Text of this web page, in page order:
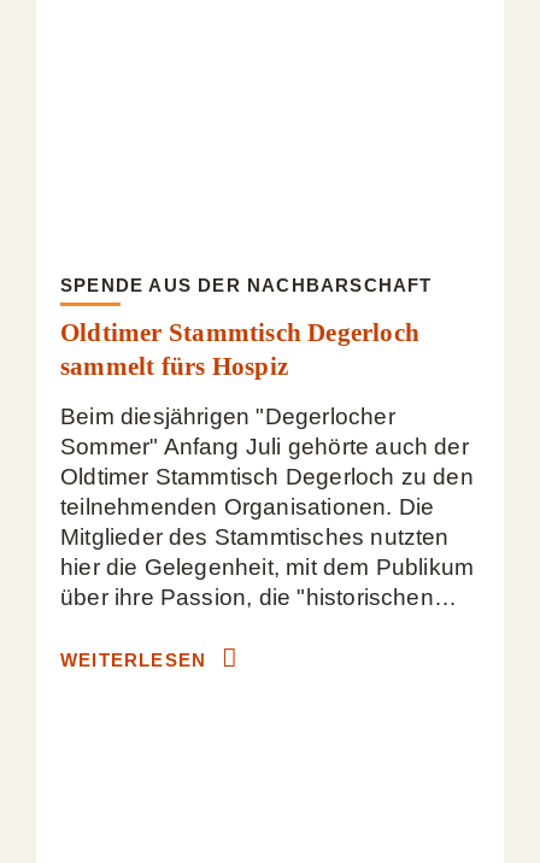
SPENDE AUS DER NACHBARSCHAFT
Oldtimer Stammtisch Degerloch
sammelt fürs Hospiz
Beim diesjährigen "Degerlocher
Sommer" Anfang Juli gehörte auch der
Oldtimer Stammtisch Degerloch zu den
teilnehmenden Organisationen. Die
Mitglieder des Stammtisches nutzten
hier die Gelegenheit, mit dem Publikum
über ihre Passion, die "historischen…
WEITERLESEN